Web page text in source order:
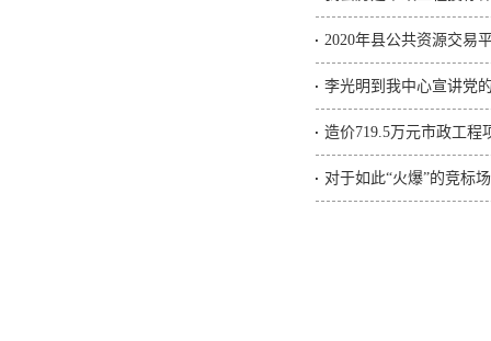
2020年县公共资源交易
李光明到我中心宣讲党
造价719.5万元市政工程
对于如此“火爆”的竞标